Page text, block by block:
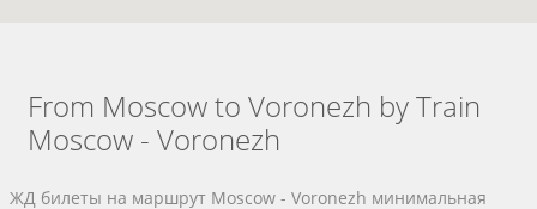
From Moscow to Voronezh by Train
Moscow - Voronezh
ЖД билеты на маршрут Moscow - Voronezh минимальная